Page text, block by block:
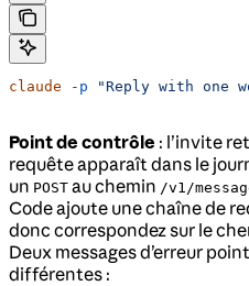
claude -p "Reply with one
Point de contrôle : l’invite
requête apparaît dans le
un POST au chemin /v1/
Code ajoute une chaîne de
donc correspondez sur le
Deux messages d’erreur
différentes :